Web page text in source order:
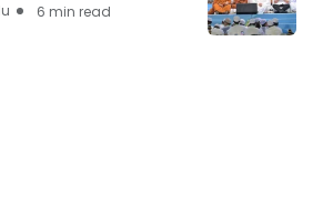
6 min read